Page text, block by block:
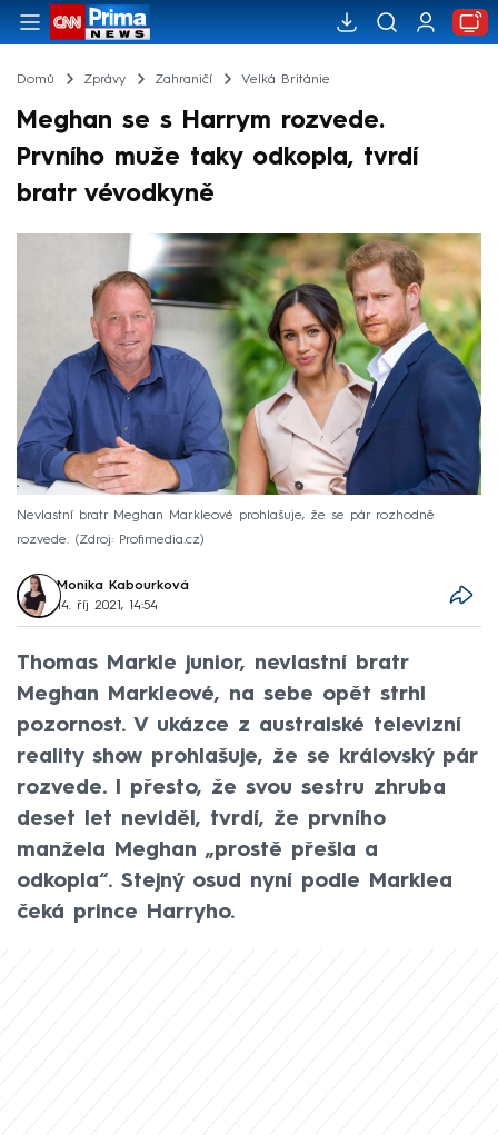
Domů Zprávy Zahraničí Velká Británie
Meghan se s Harrym rozvede.
Prvního muže taky odkopla, tvrdí
bratr vévodkyně
Nevlastní bratr Meghan Markleové prohlašuje, že se pár rozhodně
rozvede.
Zdroj: Profimedia.cz
Monika Kabourková
14. říj 2021, 14:54
Thomas Markle junior, nevlastní bratr
Meghan Markleové, na sebe opět strhl
pozornost. V ukázce z australské televizní
reality show prohlašuje, že se královský pár
rozvede. I přesto, že svou sestru zhruba
deset let neviděl, tvrdí, že prvního
manžela Meghan „prostě přešla a
odkopla“. Stejný osud nyní podle Marklea
čeká prince Harryho.